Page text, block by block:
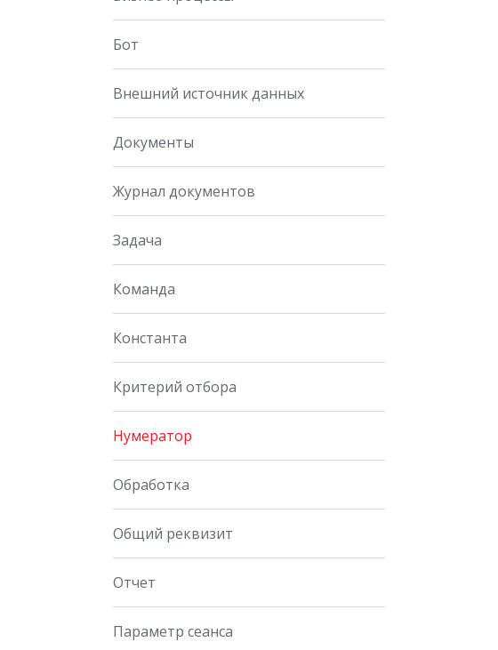
Бот
Внешний источник данных
Документы
Журнал документов
Задача
Команда
Константа
Критерий отбора
Нумератор
Обработка
Общий реквизит
Отчет
Параметр сеанса